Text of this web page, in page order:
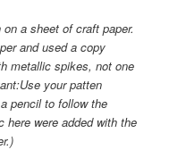
a sheet of craft paper.
and used a copy
metallic spikes, not one
your patten
pencil to follow the
were added with the